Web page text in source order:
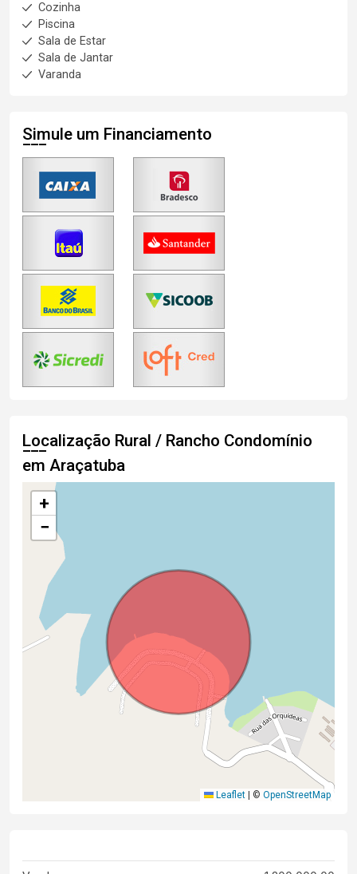
Cozinha
Piscina
Sala de Estar
Sala de Jantar
Varanda
Simule um Financiamento
Localização Rural / Rancho Condomínio
em Araçatuba
+
−
Leaflet © OpenStreetMap